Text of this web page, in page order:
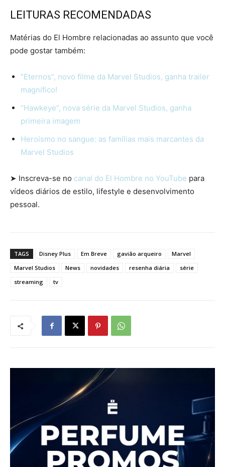
LEITURAS RECOMENDADAS
Matérias do El Hombre relacionadas ao assunto que você
pode gostar também:
“Eternos”, novo filme da Marvel Studios, ganha trailer
magnífico!
“Hawkeye”, nova série da Marvel Studios, ganha
primeira imagem
Heroísmo no sangue: as famílias mais marcantes da
Marvel Studios
➤ Inscreva-se no canal do El Hombre no YouTube para
vídeos diários de estilo, lifestyle e desenvolvimento
pessoal.
TAGS Disney Plus Em Breve gavião arqueiro
Marvel
Marvel Studios
News novidades resenha diária
série
streaming
tv